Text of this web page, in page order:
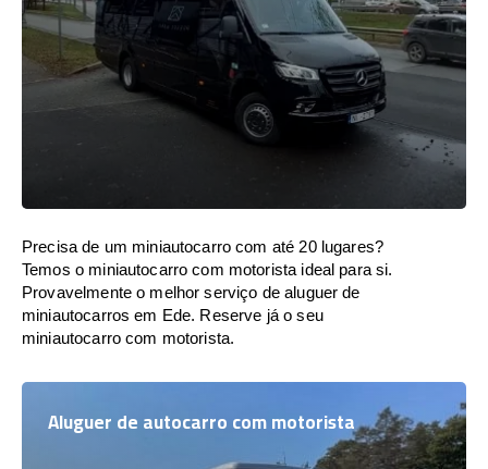
Precisa de um miniautocarro com até 20 lugares?
Temos o miniautocarro com motorista ideal para si.
Provavelmente o melhor serviço de aluguer de
miniautocarros em Ede. Reserve já o seu
miniautocarro com motorista.
Aluguer de autocarro com motorista